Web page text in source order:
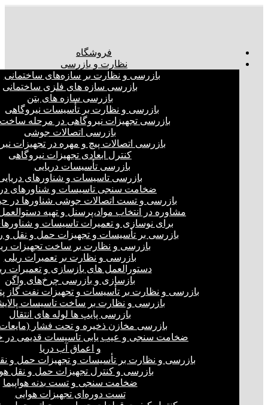
فروشگاه
نظارت و بازرسی
بازرسی و نظارت بر سازه‌های ساختمانی
بازرسی سازه های فلزی ساختمانی
بازرسی سازه های بتن
بازرسی و نظارت بر تأسیسات نیروگاهی
بازرسی تجهیزات نیروگاهی در مرحله
بازرسی اتصالات جوشی
بازرسی اتصالات پیچ و مهره در تجهیزات
کنترل ابعادی تجهیزات نیروگاهی
بازرسی تأسیسات دریایی
بازرسی تاسیسات و شناورهای
ضخامت سنجی تاسیسات و شناورهای
بازرسی و تست اتصالات جوشی شناورها در
مشاوره در انتخاب مواد،پرسنل و تهیه
برای نوسازی و تعمیرات تاسیسات و
بازرسی بر تأسیسات و تجهیزات حمل و نقل و
بازرسی و نظارت بر ساخت تجهیزات
بازرسی و نظارت بر تعمیرات ریلی
دستورالعمل های بازسازی و تعمیرات
بازسازی و بازرسی چرخ‌های واگن
بازرسی و نظارت بر تأسیسات و تجهیزات نفت گاز
بازرسی و نظارت بر ساخت تاسیسات
بازرسی پایپ ها لوله های انتقال
بازرسی مخازن ذخیره و تحت فشار
ضخامت سنجی و عیب یابی تاسیسات قدیمی در
و اعماق آب دریا
بازرسی و نظارت بر تأسیسات و تجهیزات حمل و
بازرسی و کنترل تجهیزات حمل و نقل
ضخامت سنجی و تست بدنه هواپیما
تست دوره‌ای تجهیزات هوایی